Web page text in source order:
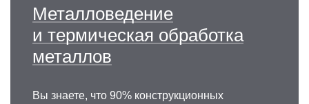
конденсированного состояния, физика
магнитных явлений, физика магнетизма,
аморфные магнитно-мягкие сплавы.
+7 495 638-46-38
Металловедение
и термическая обработка
металлов
Вы знаете, что 90% конструкционных